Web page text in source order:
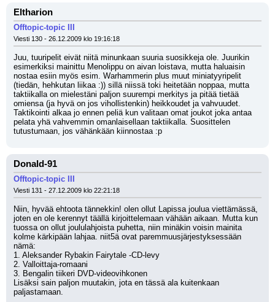
Eltharion
Offtopic-topic III
Viesti 130 - 26.12.2009 klo 19:16:18
Juu, tuuripelit eivät niitä minunkaan suuria suosikkeja ole. Juurikin
esimerkiksi mainittu Menolippu on aivan loistava, mutta haluaisin
nostaa esiin myös esim. Warhammerin plus muut miniatyyripelit
(tiedän, hehkutan liikaa :)) sillä niissä toki heitetään noppaa, mutta
taktiikalla on mielestäni paljon suurempi merkitys ja pitää tietää
omiensa (ja hyvä on jos vihollistenkin) heikkoudet ja vahvuudet.
Taktikointi alkaa jo ennen peliä kun valitaan omat joukot joka antaa
pelata yhä vahvemmin omanlaisellaan taktiikalla. Suosittelen
tutustumaan, jos vähänkään kiinnostaa :p
Donald-91
Offtopic-topic III
Viesti 131 - 27.12.2009 klo 22:21:18
Niin, hyvää ehtoota tännekkin! olen ollut Lapissa joulua viettämässä,
joten en ole kerennyt täällä kirjoittelemaan vähään aikaan. Mutta kun
tuossa on ollut joululahjoista puhetta, niin minäkin voisin mainita
kolme kärkipään lahjaa. niit5ä ovat paremmuusjärjestyksessään
nämä:
1. Aleksander Rybakin Fairytale -CD-levy
2. Valloittaja-romaani
3. Bengalin tiikeri DVD-videovihkonen
Lisäksi sain paljon muutakin, jota en tässä ala kuitenkaan
paljastamaan.